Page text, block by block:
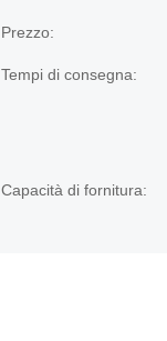
Prezzo:
Tempi di consegna:
Capacità di fornitura: